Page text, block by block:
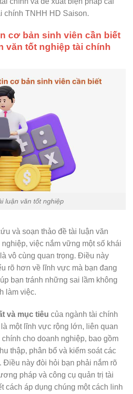
chính TNHH HD Saison.
cơ bản sinh viên cần biết
văn tốt nghiệp tài chính
luận văn tốt nghiệp
và soạn thảo đề tài luận văn
việc nắm vững một số khái
vô cùng quan trọng. Điều này
rõ hơn về lĩnh vực mà bạn đang
bạn tránh những sai lầm không
làm việc.
và mục tiêu của ngành tài chính
một lĩnh vực rộng lớn, liên quan
cho doanh nghiệp, bao gồm
thập, phân bổ và kiểm soát các
Điều này đòi hỏi bạn phải nắm rõ
pháp và công cụ quản trị tài
cách áp dụng chúng một cách linh